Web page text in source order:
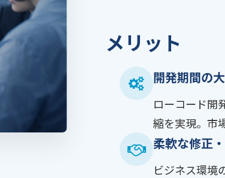
メリット
開発期間の
ローコード開
縮を実現。市
柔軟な修正
ビジネス環境